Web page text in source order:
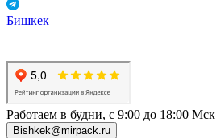
Бишкек
Работаем в будни, с 9:00 до 18:00 Мск
Bishkek@mirpack.ru